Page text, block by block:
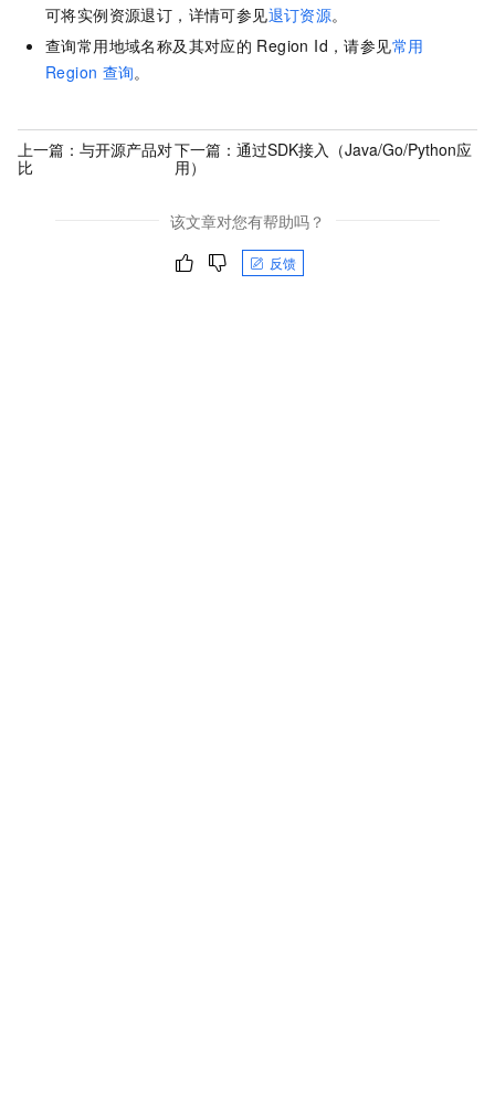
可将实例资源退订，详情可参见退订资源。
查询常用地域名称及其对应的 Region Id，请参见常用
Region 查询。
上一篇： 与开源产品对
比
下一篇：通过SDK接入（Java/Go/Python应
用）
该文章对您有帮助吗？
反馈